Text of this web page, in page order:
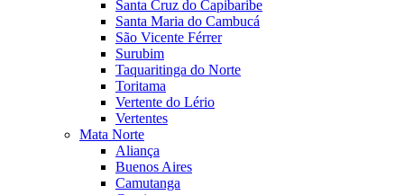
Santa Cruz do Capibaribe
Santa Maria do Cambucá
São Vicente Férrer
Surubim
Taquaritinga do Norte
Toritama
Vertente do Lério
Vertentes
Mata Norte
Aliança
Buenos Aires
Camutanga